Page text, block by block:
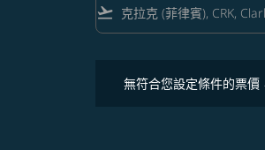
flight_takeoff
無符合您設定條件的票價